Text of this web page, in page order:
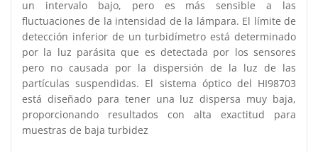
un intervalo bajo, pero es más sensible a las
fluctuaciones de la intensidad de la lámpara. El límite de
detección inferior de un turbidímetro está determinado
por la luz parásita que es detectada por los sensores
pero no causada por la dispersión de la luz de las
partículas suspendidas. El sistema óptico del HI98703
está diseñado para tener una luz dispersa muy baja,
proporcionando resultados con alta exactitud para
muestras de baja turbidez